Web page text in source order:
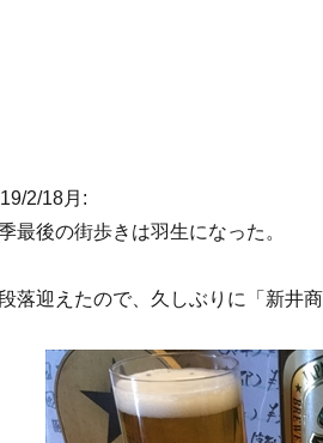
2/18月:
最後の街歩きは羽生になった。
落迎えたので、久しぶりに「新井商